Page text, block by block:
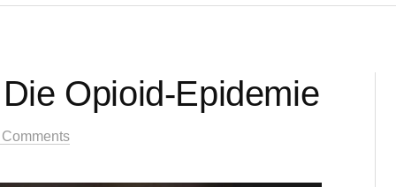
Opioid-Epidemie
Comments